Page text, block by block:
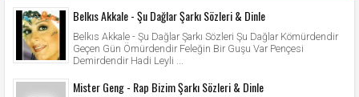
Belkıs Akkale - Şu Dağlar Şarkı Sözleri & Dinle
Belkıs Akkale - Şu Dağlar Şarkı Sözleri Şu Dağlar Kömürdendir
Geçen Gün Ömürdendir Feleğin Bir Guşu Var Pençesi
Demirdendir Hadi Leyli ...
Mister Geng - Rap Bizim Şarkı Sözleri & Dinle